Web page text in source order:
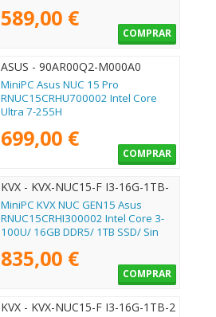
589,00 €
COMPRAR
ASUS - 90AR00Q2-M000A0
MiniPC Asus NUC 15 Pro
RNUC15CRHU700002 Intel Core
Ultra 7-255H
699,00 €
COMPRAR
KVX - KVX-NUC15-F I3-16G-1TB-
SSD
MiniPC KVX NUC GEN15 Asus
RNUC15CRHI300002 Intel Core 3-
100U/ 16GB DDR5/ 1TB SSD/ Sin
835,00 €
COMPRAR
KVX - KVX-NUC15-F I3-16G-1TB-2